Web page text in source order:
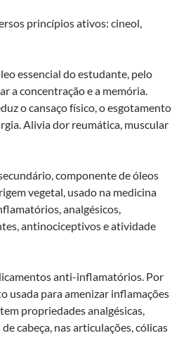
princípios ativos: cineol,
essencial do estudante, pelo
a concentração e a memória.
o cansaço físico, o esgotamento
Alivia dor reumática, muscular
componente de óleos
vegetal, usado na medicina
analgésicos,
antinociceptivos e atividade
anti-inflamatórios. Por
usada para amenizar inflamações
propriedades analgésicas,
cabeça, nas articulações, cólicas